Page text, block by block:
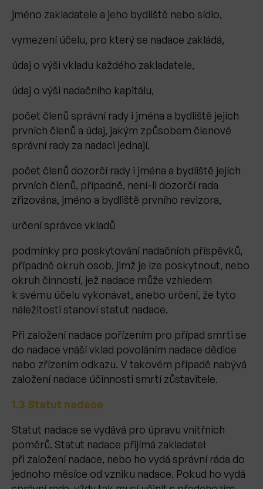
jméno zakladatele a jeho bydliště nebo sídlo,
vymezení účelu, pro který se nadace zakládá,
údaj o výši vkladu každého zakladatele,
údaj o výši nadačního kapitálu,
počet členů správní rady i jména a bydliště jejích
prvních členů a údaj, jakým způsobem členové
správní rady za nadaci jednají,
počet členů dozorčí rady i jména a bydliště jejích
prvních členů, případně, není-li dozorčí rada
zřizována, jméno a bydliště prvního revizora,
určení správce vkladů
podmínky pro poskytování nadačních příspěvků,
případně okruh osob, jimž je lze poskytnout, nebo
okruh činností, jež nadace může vzhledem
k svému účelu vykonávat, anebo určení, že tyto
náležitosti stanoví statut nadace.
Při založení nadace pořízením pro případ smrti se
do nadace vnáší vklad povoláním nadace dědice
nabo zřízením odkazu. V takovém případě nabývá
založení nadace účinnosti smrtí zůstavitele.
1.3 Statut nadace
Statut nadace se vydává pro úpravu vnitřních
poměrů. Statut nadace přijímá zakladatel
při založení nadace, nebo ho vydá správní ráda do
jednoho měsíce od vzniku nadace. Pokud ho vydá